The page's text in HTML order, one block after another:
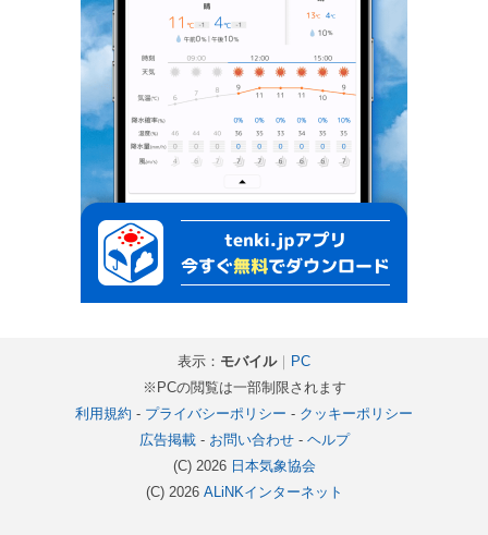
表示： モバイル｜ PC
※PCの閲覧は一部制限されます
利用規約 - プライバシーポリシー - クッキーポリシー
広告掲載- お問い合わせ- ヘルプ
(C) 2026 日本気象協会
(C) 2026 ALiNKインターネット